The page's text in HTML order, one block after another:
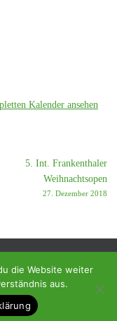
Kalender ansehen
5. Int. Frankenthaler
Weihnachtsopen
27. Dezember 2018
Miesenbach
von Tempera
die Website weiter
aus.